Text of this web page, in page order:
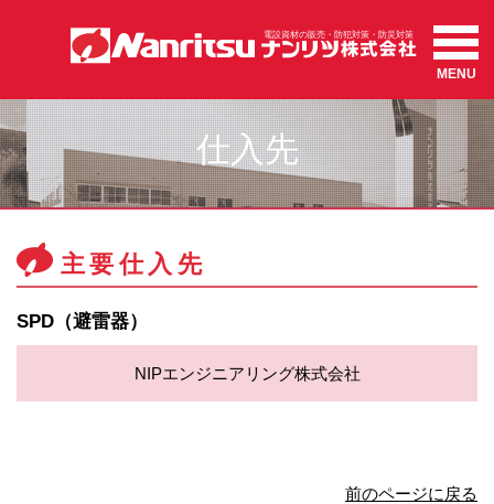
MENU
仕入先
主要仕入先
SPD（避雷器）
NIPエンジニアリング株式会社
前のページに戻る